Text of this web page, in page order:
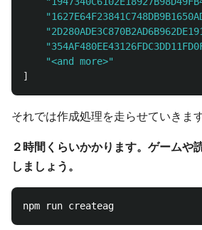
"<and more>"
]
それでは作成処理を走らせていきます
２時間くらいかかります。ゲームや
しましょう。